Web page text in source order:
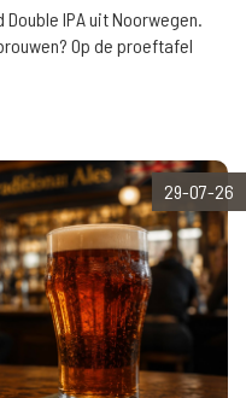
IPA uit Noorwegen.
Op de proeftafel
29-07-26